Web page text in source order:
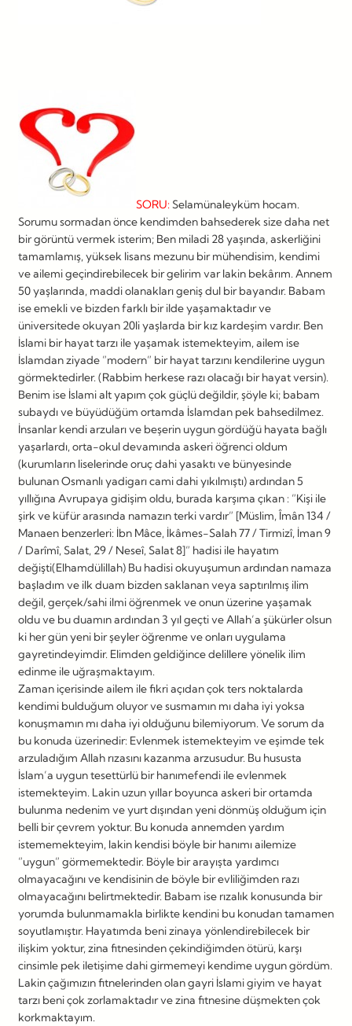
SORU:Selamünaleyküm hocam.
Sorumu sormadan önce kendimden bahsederek size daha net
bir görüntü vermek isterim; Ben miladi 28 yaşında, askerliğini
tamamlamış, yüksek lisans mezunu bir mühendisim, kendimi
ve ailemi geçindirebilecek bir gelirim var lakin bekârım. Annem
50 yaşlarında, maddi olanakları geniş dul bir bayandır. Babam
ise emekli ve bizden farklı bir ilde yaşamaktadır ve
üniversitede okuyan 20li yaşlarda bir kız kardeşim vardır. Ben
İslami bir hayat tarzı ile yaşamak istemekteyim, ailem ise
İslamdan ziyade ”modern” bir hayat tarzını kendilerine uygun
görmektedirler. (Rabbim herkese razı olacağı bir hayat versin).
Benim ise İslami alt yapım çok güçlü değildir, şöyle ki; babam
subaydı ve büyüdüğüm ortamda İslamdan pek bahsedilmez.
İnsanlar kendi arzuları ve beşerin uygun gördüğü hayata bağlı
yaşarlardı, orta-okul devamında askeri öğrenci oldum
(kurumların liselerinde oruç dahi yasaktı ve bünyesinde
bulunan Osmanlı yadigarı cami dahi yıkılmıştı) ardından 5
yıllığına Avrupaya gidişim oldu, burada karşıma çıkan : ”Kişi ile
şirk ve küfür arasında namazın terki vardır” [Müslim, Îmân 134 /
Manaen benzerleri: İbn Mâce, İkâmes-Salah 77 / Tirmizî, İman 9
/ Darîmî, Salat, 29 / Neseî, Salat 8]” hadisi ile hayatım
değişti(Elhamdülillah) Bu hadisi okuyuşumun ardından namaza
başladım ve ilk duam bizden saklanan veya saptırılmış ilim
değil, gerçek/sahi ilmi öğrenmek ve onun üzerine yaşamak
oldu ve bu duamın ardından 3 yıl geçti ve Allah’a şükürler olsun
ki her gün yeni bir şeyler öğrenme ve onları uygulama
gayretindeyimdir. Elimden geldiğince delillere yönelik ilim
edinme ile uğraşmaktayım.
Zaman içerisinde ailem ile fikri açıdan çok ters noktalarda
kendimi bulduğum oluyor ve susmamın mı daha iyi yoksa
konuşmamın mı daha iyi olduğunu bilemiyorum. Ve sorum da
bu konuda üzerinedir: Evlenmek istemekteyim ve eşimde tek
arzuladığım Allah rızasını kazanma arzusudur. Bu hususta
İslam’a uygun tesettürlü bir hanımefendi ile evlenmek
istemekteyim. Lakin uzun yıllar boyunca askeri bir ortamda
bulunma nedenim ve yurt dışından yeni dönmüş olduğum için
belli bir çevrem yoktur. Bu konuda annemden yardım
istememekteyim, lakin kendisi böyle bir hanımı ailemize
”uygun” görmemektedir. Böyle bir arayışta yardımcı
olmayacağını ve kendisinin de böyle bir evliliğimden razı
olmayacağını belirtmektedir. Babam ise rızalık konusunda bir
yorumda bulunmamakla birlikte kendini bu konudan tamamen
soyutlamıştır. Hayatımda beni zinaya yönlendirebilecek bir
ilişkim yoktur, zina fitnesinden çekindiğimden ötürü, karşı
cinsimle pek iletişime dahi girmemeyi kendime uygun gördüm.
Lakin çağımızın fitnelerinden olan gayri İslami giyim ve hayat
tarzı beni çok zorlamaktadır ve zina fitnesine düşmekten çok
korkmaktayım.